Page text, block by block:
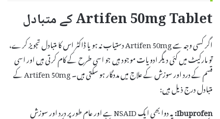
Artifen 50mg Tablet کے متبادل
اگر کسی وجہ سے Artifen 50mg دستیاب نہ ہو یا ڈاکٹر اس کا متبادل تجویز کرے،
تو مارکیٹ میں کئی دیگر ادویات موجود ہیں جو اسی طرح کے کام کرتی ہیں اور اسی
قسم کے درد اور سوزش کے علاج میں مددگار ہو سکتی ہیں۔ Artifen 50mg کے
متبادل درج ذیل ہیں:
Ibuprofen:
یہ دوا بھی ایک NSAID ہے اور عام طور پر درد اور سوزش